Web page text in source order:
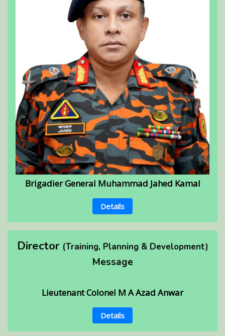
Brigadier General Muhammad Jahed Kamal
Details
Director (Training, Planning & Development)
Message
Lieutenant Colonel M A Azad Anwar
Details